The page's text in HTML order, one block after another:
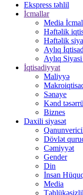
Ekspress təhlil
İcmallar
Media
Həftəlik
Həftəlik
Aylıq
Aylıq
İqtisadiyyat
Maliyyə
Sənaye
Kənd
Biznes
Daxili siyasət
Dövlət
Cəmiyyət
Gender
Din
İnsan
Media